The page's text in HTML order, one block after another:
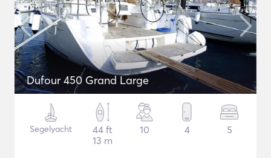
Dufour 450 Grand Large
Segelyacht
44 ft
13 m
10 4 5